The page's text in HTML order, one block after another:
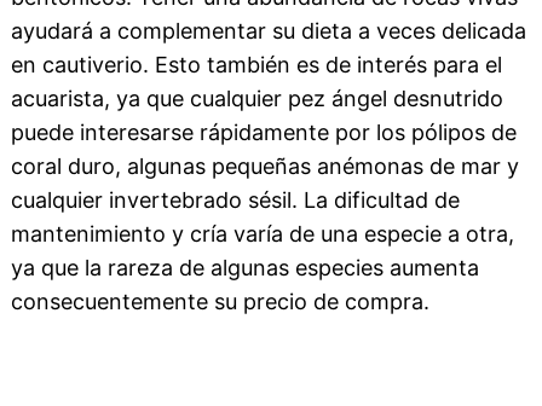
ayudará a complementar su dieta a veces delicada
en cautiverio. Esto también es de interés para el
acuarista, ya que cualquier pez ángel desnutrido
puede interesarse rápidamente por los pólipos de
coral duro, algunas pequeñas anémonas de mar y
cualquier invertebrado sésil. La dificultad de
mantenimiento y cría varía de una especie a otra,
ya que la rareza de algunas especies aumenta
consecuentemente su precio de compra.